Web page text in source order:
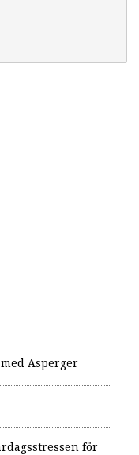
Asperger
för